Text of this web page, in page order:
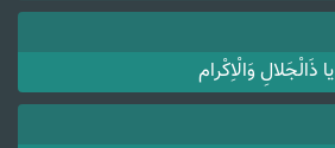
یا ذَالْجَلالِ وَالْاِکْرام